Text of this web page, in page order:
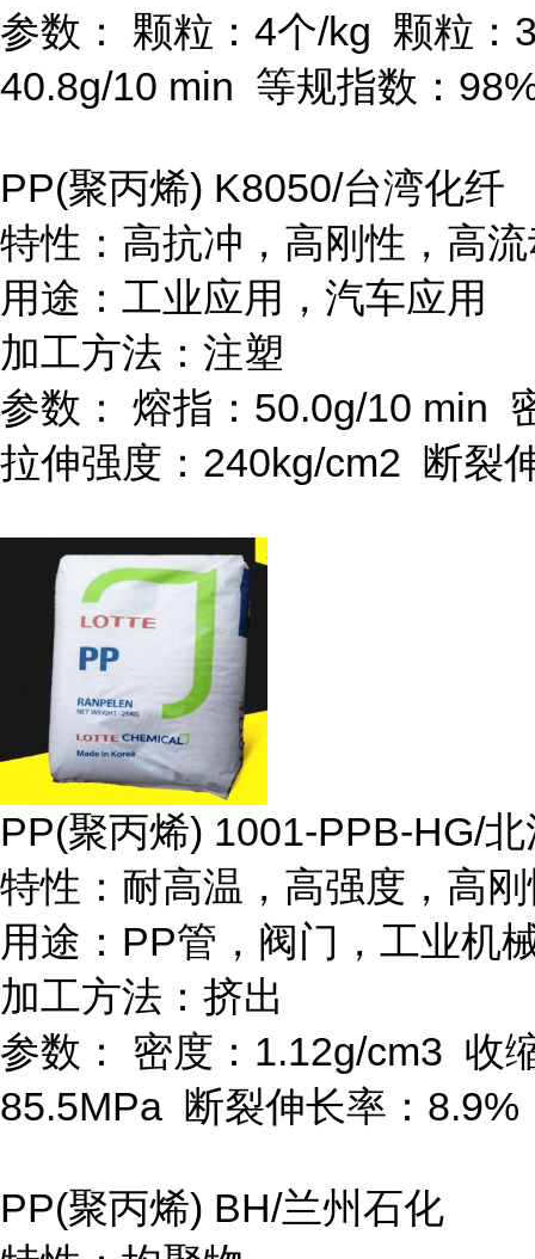
参数：
颗粒： 4个/kg 颗粒：
40.8g/10 min 等规指数：
PP(聚丙烯) K8050/台湾化纤
特性：高抗冲，高刚性，高
用途：工业应用，汽车应用
加工方法：注塑
参数：
熔指： 50.0g/10 min
拉伸强度： 240kg/cm2 断裂
PP(聚丙烯) 1001-PPB-HG/北
特性：耐高温，高强度，高
用途： PP管，阀门，工业机
加工方法：挤出
参数：
密度： 1.12g/cm3 收
85.5MPa 断裂伸长率： 8.9%
PP(聚丙烯) BH/兰州石化